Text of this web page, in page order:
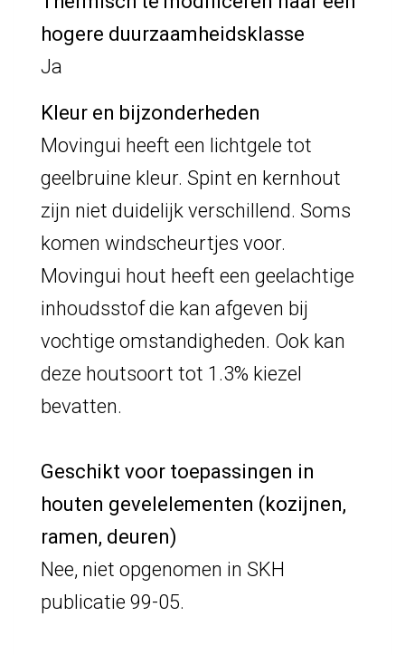
hogere duurzaamheidsklasse
Ja
Kleur en bijzonderheden
Movingui heeft een lichtgele tot
geelbruine kleur. Spint en kernhout
zijn niet duidelijk verschillend. Soms
komen windscheurtjes voor.
Movingui hout heeft een geelachtige
inhoudsstof die kan afgeven bij
vochtige omstandigheden. Ook kan
deze houtsoort tot 1.3% kiezel
bevatten.
Geschikt voor toepassingen in
houten gevelelementen (kozijnen,
ramen, deuren)
Nee, niet opgenomen in SKH
publicatie 99-05.